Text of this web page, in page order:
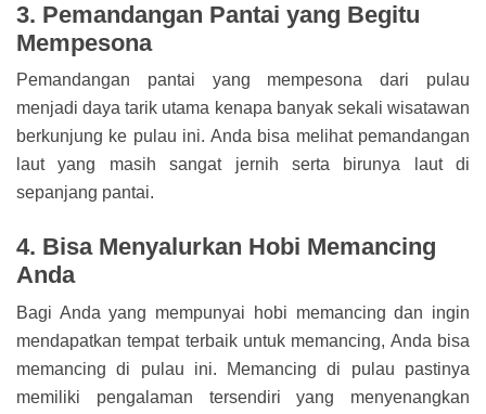
3. Pemandangan Pantai yang Begitu
Mempesona
Pemandangan pantai yang mempesona dari pulau
menjadi daya tarik utama kenapa banyak sekali wisatawan
berkunjung ke pulau ini. Anda bisa melihat pemandangan
laut yang masih sangat jernih serta birunya laut di
sepanjang pantai.
4. Bisa Menyalurkan Hobi Memancing
Anda
Bagi Anda yang mempunyai hobi memancing dan ingin
mendapatkan tempat terbaik untuk memancing, Anda bisa
memancing di pulau ini. Memancing di pulau pastinya
memiliki pengalaman tersendiri yang menyenangkan